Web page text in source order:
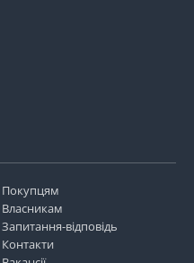
Покупцям
Власникам
Запитання-відповідь
Контакти